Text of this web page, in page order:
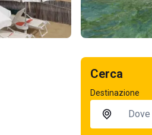
Cerca
Destinazione